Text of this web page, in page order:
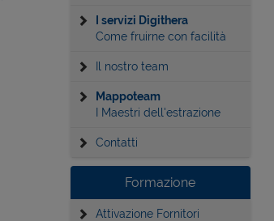
I servizi Digithera
Come fruirne con facilità
Il nostro team
Mappoteam
I Maestri dell'estrazione
Contatti
Formazione
Attivazione Fornitori